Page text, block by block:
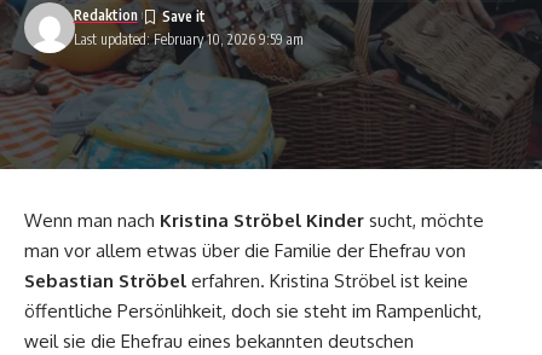
Last updated: February 10, 2026 9:59 am
Redaktion
Wenn man nach Kristina Ströbel Kinder sucht, möchte
man vor allem etwas über die Familie der Ehefrau von
Sebastian Ströbel erfahren. Kristina Ströbel ist keine
öffentliche Persönlihkeit, doch sie steht im Rampenlicht,
weil sie die Ehefrau eines bekannten deutschen